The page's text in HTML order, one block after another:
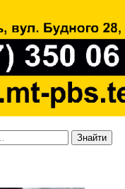
Знайти